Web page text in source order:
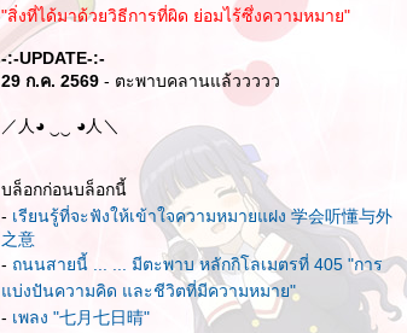
"สิ่งที่ได้มาด้วยวิธีการที่ผิด ย่อมไร้ซึ่งความหมาย"
-:-UPDATE-:-
29 ก.ค. 2569 - ตะพาบคลานแล้ววววว
／人◕ ‿‿ ◕人＼
บล็อกก่อนบล็อกนี้
- เรียนรู้ที่จะฟังให้เข้าใจความหมายแฝง 学会听懂与外
之意
- ถนนสายนี้ ... ... มีตะพาบ หลักกิโลเมตรที่ 405 "การ
บ่งปันความคิด และชีวิตที่มีความหมาย"
- เพลง "七月七日晴"